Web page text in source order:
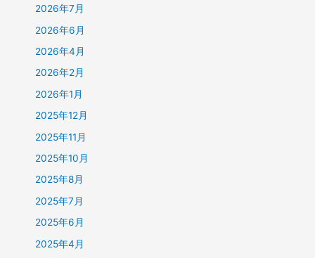
2026年7月
2026年6月
2026年4月
2026年2月
2026年1月
2025年12月
2025年11月
2025年10月
2025年8月
2025年7月
2025年6月
2025年4月